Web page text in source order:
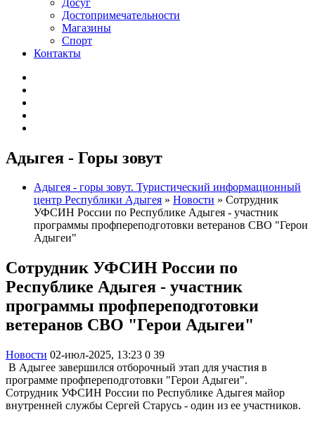
Достопримечательности
Магазины
Спорт
Контакты
Адыгея - Горы зовут
Адыгея - горы зовут. Туристический информационный
центр Республики Адыгея » Новости » Сотрудник
УФСИН России по Республике Адыгея - участник
программы профпереподготовки ветеранов СВО "Герои
Адыгеи"
Сотрудник УФСИН России по
Республике Адыгея - участник
программы профпереподготовки
ветеранов СВО "Герои Адыгеи"
Новости 02-июл-2025, 13:23 0 39
В Адыгее завершился отборочный этап для участия в
программе профпереподготовки "Герои Адыгеи".
Сотрудник УФСИН России по Республике Адыгея майор
внутренней службы Сергей Старусь - один из ее участников.